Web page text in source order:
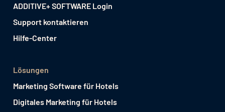
ADDITIVE+ SOFTWARE Login
Support kontaktieren
Hilfe-Center
Lösungen
Marketing Software für Hotels
Digitales Marketing für Hotels